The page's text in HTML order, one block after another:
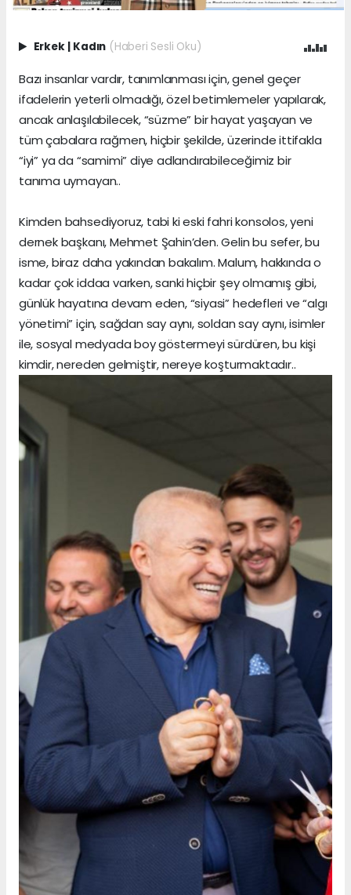
Erkek Kadın (Haberi Sesli Oku)
Bazı insanlar vardır, tanımlanması için, genel geçer
ifadelerin yeterli olmadığı, özel betimlemeler yapılarak,
ancak anlaşılabilecek, “süzme” bir hayat yaşayan ve
tüm çabalara rağmen, hiçbir şekilde, üzerinde ittifakla
“iyi” ya da “samimi” diye adlandırabileceğimiz bir
tanıma uymayan..
Kimden bahsediyoruz, tabi ki eski fahri konsolos, yeni
dernek başkanı, Mehmet Şahin’den. Gelin bu sefer, bu
isme, biraz daha yakından bakalım. Malum, hakkında o
kadar çok iddaa varken, sanki hiçbir şey olmamış gibi,
günlük hayatına devam eden, “siyasi” hedefleri ve “algı
yönetimi” için, sağdan say aynı, soldan say aynı, isimler
ile, sosyal medyada boy göstermeyi sürdüren, bu kişi
kimdir, nereden gelmiştir, nereye koşturmaktadır..